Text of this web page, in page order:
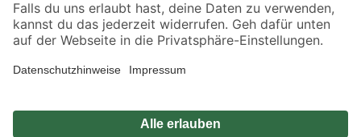
Alle Preisangaben in EUR inkl. gesetzl. MwSt.. Die dargestellten Angebote sind unter
Umständen nicht in allen Märkten verfügbar. Die angegebenen Verfügbarkeiten beziehen
Produkte nur solange der Vorrat reicht.